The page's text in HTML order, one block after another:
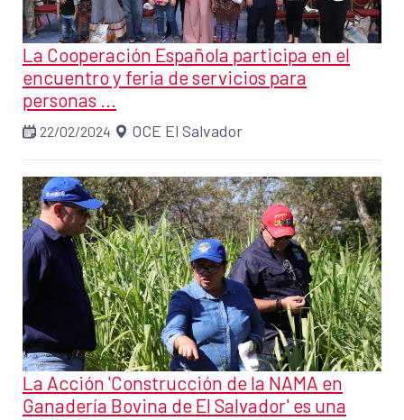
La Cooperación Española participa en el
encuentro y feria de servicios para
personas ...
22/02/2024 OCE El Salvador
La Acción 'Construcción de la NAMA en
Ganadería Bovina de El Salvador' es una